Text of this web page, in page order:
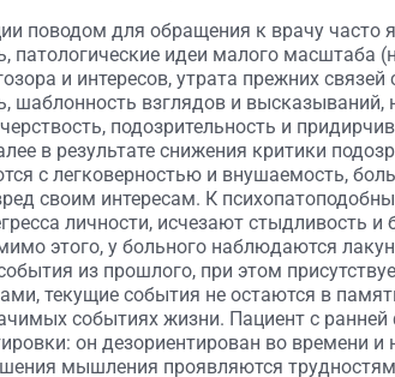
поводом для обращения к врачу часто
патологические идеи малого масштаба
и интересов, утрата прежних
шаблонность взглядов и высказываний,
подозрительность и
в результате снижения критики
с легковерностью и внушаемость,
своим интересам. К
личности, исчезают стыдливость и
этого, у больного наблюдаются
из прошлого, при этом
текущие события не остаются в
событиях жизни. Пациент с
он дезориентирован во времени и
мышления проявляются